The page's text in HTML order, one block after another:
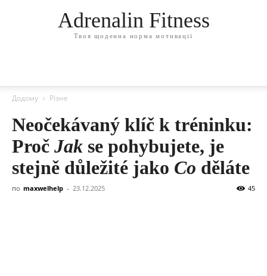
Adrenalin Fitness
Твоя щоденна норма мотивації
Додому Різне
Neočekávaný klíč k tréninku:
Proč Jak se pohybujete, je
stejně důležité jako Co děláte
по maxwelhelp - 23.12.2025 45